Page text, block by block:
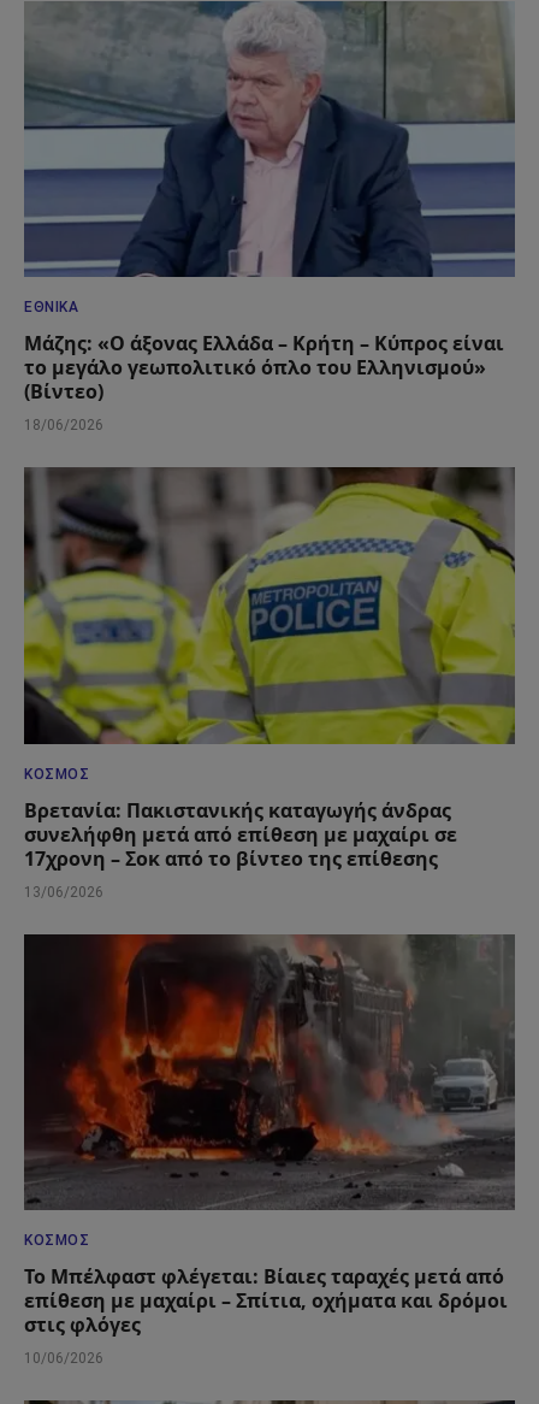
ΕΘΝΙΚΆ
Μάζης: «Ο άξονας Ελλάδα – Κρήτη – Κύπρος είναι
το μεγάλο γεωπολιτικό όπλο του Ελληνισμού»
(Βίντεο)
18/06/2026
ΚΌΣΜΟΣ
Βρετανία: Πακιστανικής καταγωγής άνδρας
συνελήφθη μετά από επίθεση με μαχαίρι σε
17χρονη – Σοκ από το βίντεο της επίθεσης
13/06/2026
ΚΌΣΜΟΣ
Το Μπέλφαστ φλέγεται: Βίαιες ταραχές μετά από
επίθεση με μαχαίρι – Σπίτια, οχήματα και δρόμοι
στις φλόγες
10/06/2026